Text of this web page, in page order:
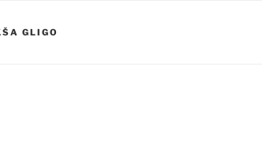
GLIGO